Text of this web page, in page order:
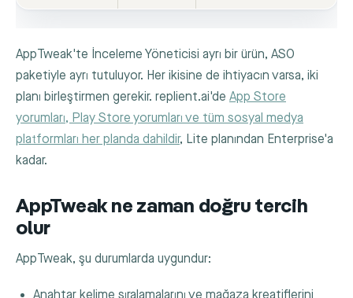
AppTweak'te İnceleme Yöneticisi ayrı bir ürün, ASO
paketiyle ayrı tutuluyor. Her ikisine de ihtiyacın varsa, iki
planı birleştirmen gerekir. replient.ai'de App Store
yorumları, Play Store yorumları ve tüm sosyal medya
platformları her planda dahildir, Lite planından Enterprise'a
kadar.
AppTweak ne zaman doğru tercih
olur
AppTweak, şu durumlarda uygundur: